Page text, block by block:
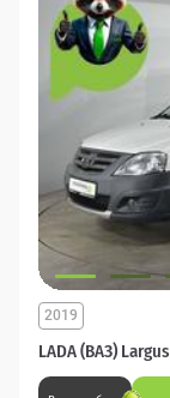
LADA (ВАЗ) Largus
2019